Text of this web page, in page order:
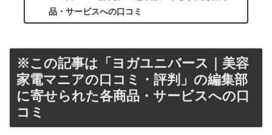
品・サービスへの口コミ
※この記事は「ヨガユニバース｜美容
家電マニアの口コミ・評判」の編集部
に寄せられた各商品・サービスへの口
コミ